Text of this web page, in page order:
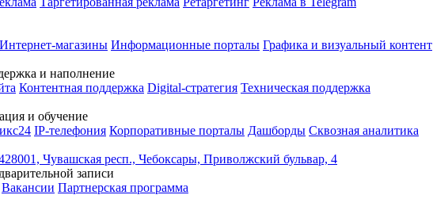
Интернет-магазины Информационные порталы Графика и визуальный контент
и наполнение
Контентная поддержка Digital-стратегия Техническая поддержка
и обучение
IP-телефония Корпоративные порталы Дашборды Сквозная аналитика
Чувашская респ., Чебоксары, Приволжский бульвар, 4
записи
Вакансии Партнерская программа